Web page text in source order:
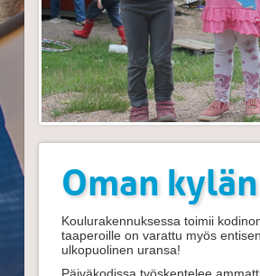
Oman
Koulurakennuksessa toimii
taaperoille on varattu myös
ulkopuolinen uransa!